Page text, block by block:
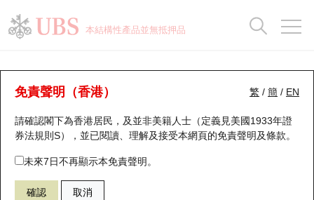
本結構性產品並無抵押品
繁 / 簡 / EN
免責聲明（香港）
請確認閣下為香港居民，及並非美籍人士（定義見美國1933年證
券法規則S），並已閱讀、理解及接受本網頁的免責聲明及條款。
未來7日不再顯示本免責聲明。
確認 取消
牛熊證分析儀
表現 街貨統計 比較
56200 瑞銀熊證 6869 長飛光纖光纜
瑞銀認股證一覽
新發行瑞銀認股證
即將到期認股證
認股證到期結算價查詢
街貨統計
比較
牛熊全景快搜
牛熊證搜尋
牛熊證街貨分佈圖
正股牛熊證列表
街貨統計
比較
十大升幅/跌幅
十大認股證成交分佈
十天股證佔大市成交
資金流
正股分析儀
二十大活躍股份
恒指成份股
國指成份股
持股比重
顯示所有持股比重
每月輪證大市專題
輪證專欄
講座及教育短片
認股證投資者教育